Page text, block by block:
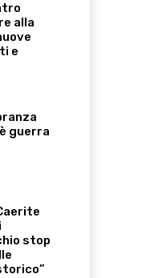
alla
e
guerra
stop